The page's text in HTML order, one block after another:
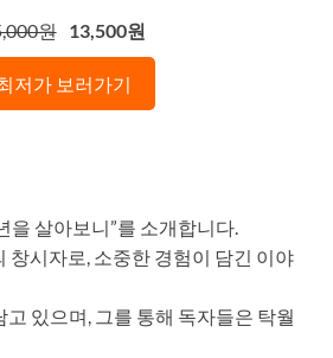
원 13,500원
저가 보러가기
을 살아보니”를 소개합니다.
시자로, 소중한 경험이 담긴 이야
있으며, 그를 통해 독자들은 탁월